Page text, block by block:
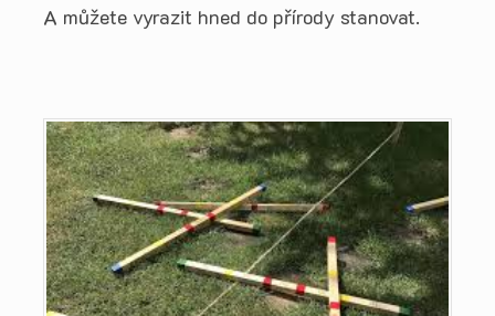
A můžete vyrazit hned do přírody stanovat.